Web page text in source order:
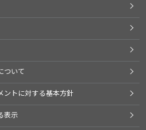
ついて
ントに対する基本方針
表示